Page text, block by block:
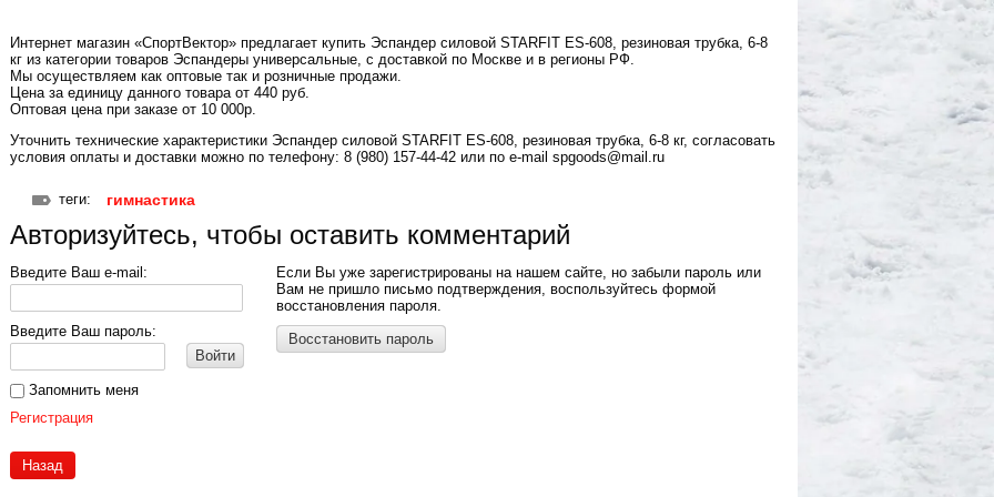
Интернет магазин «СпортВектор» предлагает купить Эспандер силовой STARFIT ES-608, резиновая трубка, 6-8
кг из категории товаров Эспандеры универсальные, с доставкой по Москве и в регионы РФ.
Мы осуществляем как оптовые так и розничные продажи.
Цена за единицу данного товара от 440 руб.
Оптовая цена при заказе от 10 000р.
Уточнить технические характеристики Эспандер силовой STARFIT ES-608, резиновая трубка, 6-8 кг, согласовать
условия оплаты и доставки можно по телефону: 8 (980) 157-44-42 или по e-mail spgoods@mail.ru
теги: гимнастика
Авторизуйтесь, чтобы оставить комментарий
Введите Ваш e-mail:
Введите Ваш пароль:
Войти
Запомнить меня
Регистрация
Если Вы уже зарегистрированы на нашем сайте, но забыли пароль или
Вам не пришло письмо подтверждения, воспользуйтесь формой
восстановления пароля.
Восстановить пароль
Назад